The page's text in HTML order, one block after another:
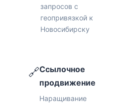
запросов с
геопривязкой к
Новосибирску
🔗Ссылочное
продвижение
Наращивание